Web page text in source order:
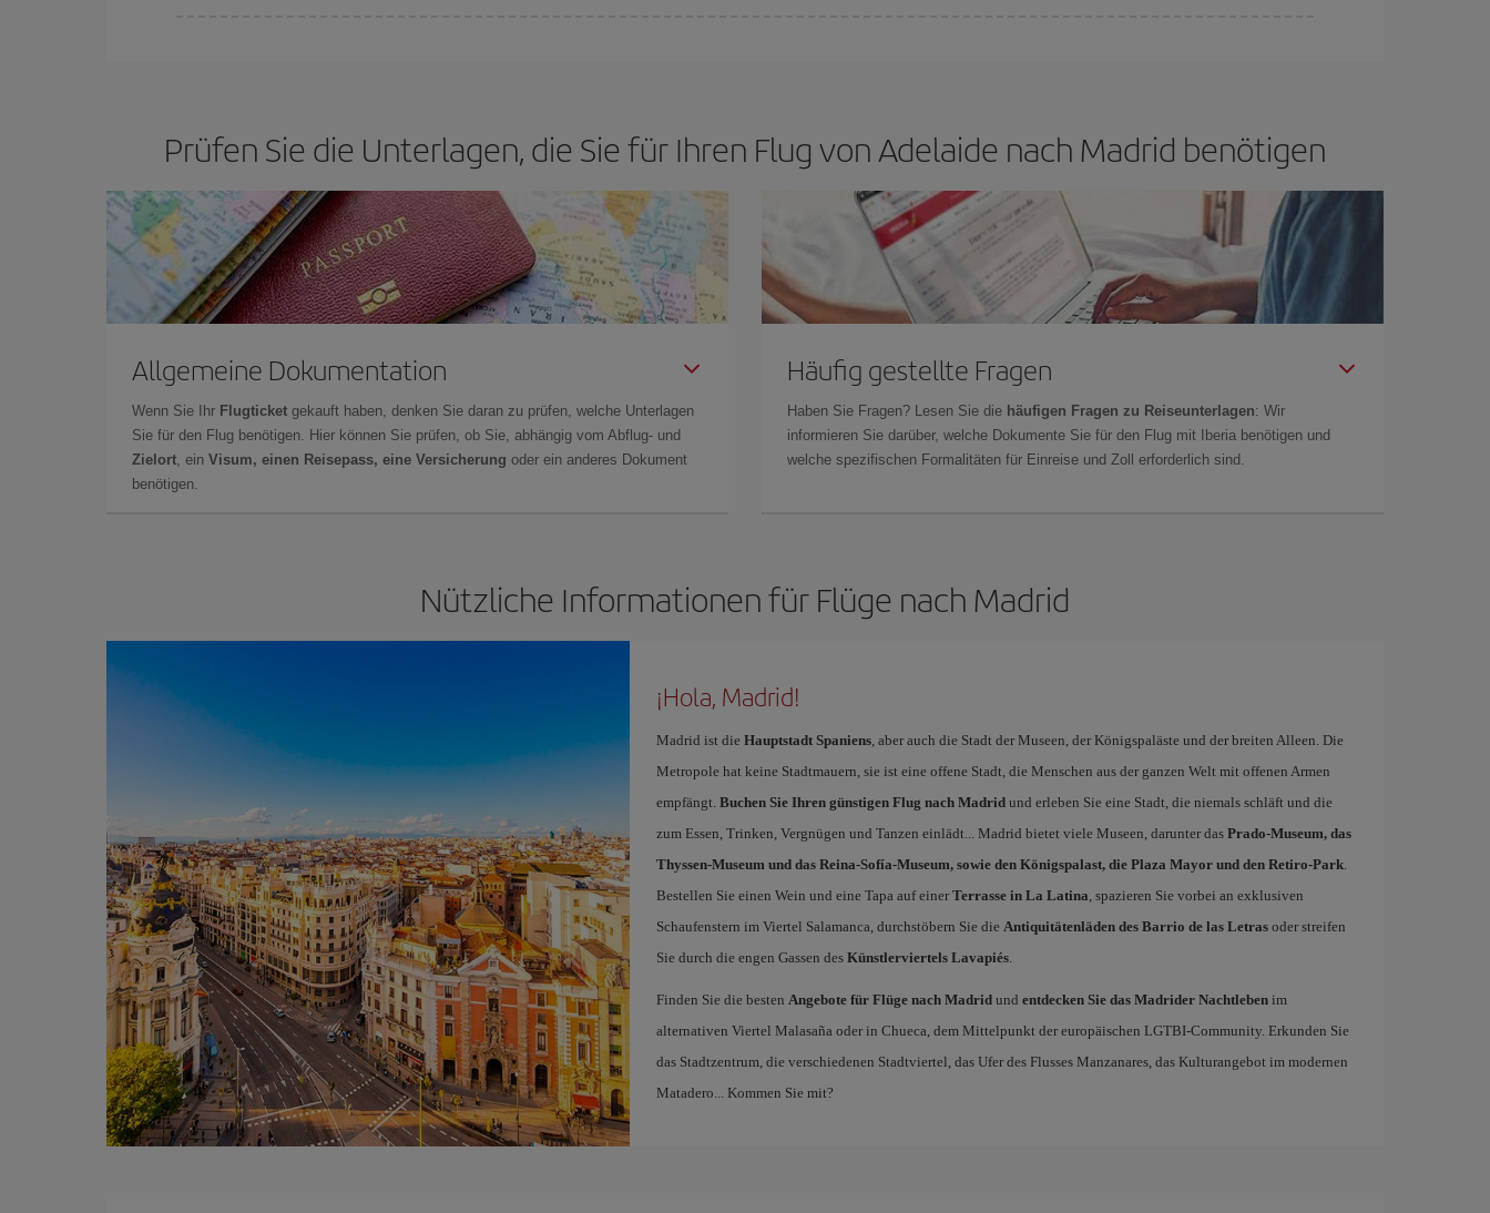
Prüfen Sie die Unterlagen, die Sie für Ihren Flug von Adelaide nach Madrid benötigen
Allgemeine Dokumentation
Wenn Sie Ihr Flugticket gekauft haben, denken Sie daran zu prüfen, welche Unterlagen
Sie für den Flug benötigen. Hier können Sie prüfen, ob Sie, abhängig vom Abflug- und
Zielort, ein Visum, einen Reisepass, eine Versicherung oder ein anderes Dokument
benötigen.
Häufig gestellte Fragen
Haben Sie Fragen? Lesen Sie die häufigen Fragen zu Reiseunterlagen: Wir
informieren Sie darüber, welche Dokumente Sie für den Flug mit Iberia benötigen und
welche spezifischen Formalitäten für Einreise und Zoll erforderlich sind.
Nützliche Informationen für Flüge nach Madrid
¡Hola, Madrid!
Madrid ist die Hauptstadt Spaniens, aber auch die Stadt der Museen, der Königspaläste und der breiten Alleen. Die
Metropole hat keine Stadtmauern, sie ist eine offene Stadt, die Menschen aus der ganzen Welt mit offenen Armen
empfängt. Buchen Sie Ihren günstigen Flug nach Madridund erleben Sie eine Stadt, die niemals schläft und die
zum Essen, Trinken, Vergnügen und Tanzen einlädt... Madrid bietet viele Museen, darunter das Prado-Museum, das
Thyssen-Museum und das Reina-Sofía-Museum, sowie den Königspalast, die Plaza Mayor und den Retiro-Park.
Bestellen Sie einen Wein und eine Tapa auf einer Terrasse in La Latina, spazieren Sie vorbei an exklusiven
Schaufenstern im Viertel Salamanca, durchstöbern Sie die Antiquitätenläden des Barrio de las Letrasoder streifen
Sie durch die engen Gassen des Künstlerviertels Lavapiés.
Finden Sie die besten Angebote für Flüge nach Madridund entdecken Sie das Madrider Nachtlebenim
alternativen Viertel Malasaña oder in Chueca, dem Mittelpunkt der europäischen LGTBI-Community. Erkunden Sie
das Stadtzentrum, die verschiedenen Stadtviertel, das Ufer des Flusses Manzanares, das Kulturangebot im modernen
Matadero... Kommen Sie mit?